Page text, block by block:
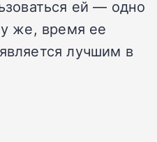
ей — одно
же, время ее
лучшим в